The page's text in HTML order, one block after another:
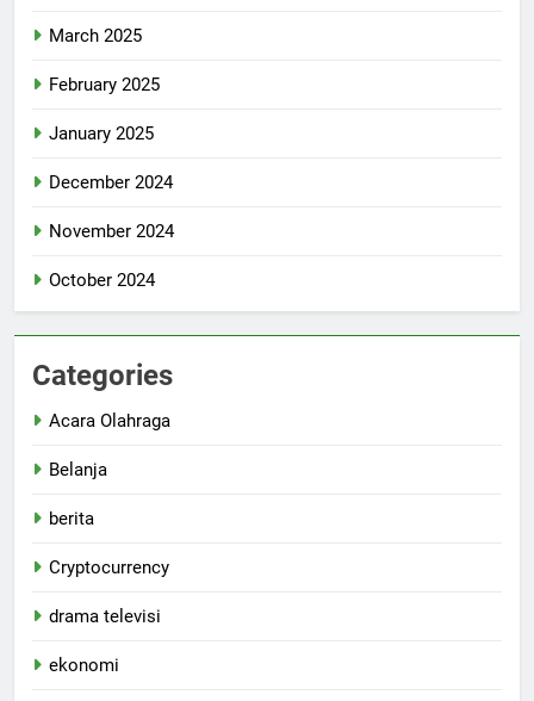
March 2025
February 2025
January 2025
December 2024
November 2024
October 2024
Categories
Acara Olahraga
Belanja
berita
Cryptocurrency
drama televisi
ekonomi